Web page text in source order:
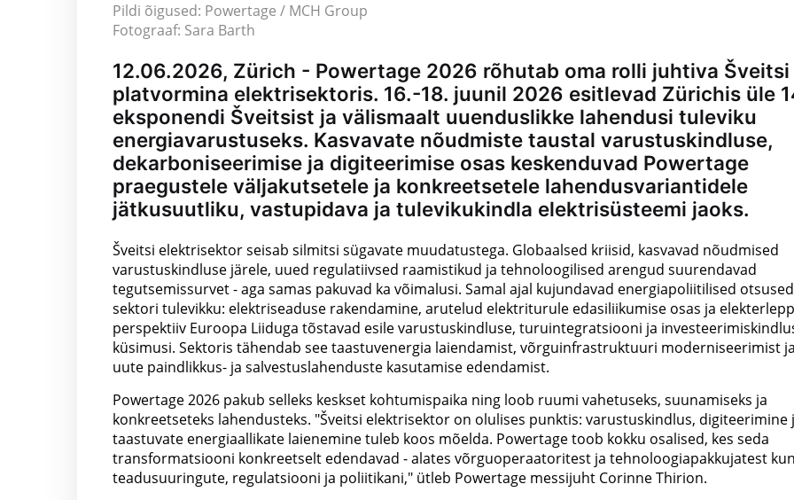
Pildi õigused: Powertage / MCH Group
Fotograaf: Sara Barth
12.06.2026, Zürich - Powertage 2026 rõhutab oma rolli juhtiva Šveitsi
platvormina elektrisektoris. 16.-18. juunil 2026 esitlevad Zürichis üle
eksponendi Šveitsist ja välismaalt uuenduslikke lahendusi tuleviku
energiavarustuseks. Kasvavate nõudmiste taustal varustuskindluse,
dekarboniseerimise ja digiteerimise osas keskenduvad Powertage
praegustele väljakutsetele ja konkreetsetele lahendusvariantidele
jätkusuutliku, vastupidava ja tulevikukindla elektrisüsteemi jaoks.
Šveitsi elektrisektor seisab silmitsi sügavate muudatustega. Globaalsed kriisid, kasvavad nõudmised
varustuskindluse järele, uued regulatiivsed raamistikud ja tehnoloogilised arengud suurendavad
tegutsemissurvet - aga samas pakuvad ka võimalusi. Samal ajal kujundavad energiapoliitilised otsused
sektori tulevikku: elektriseaduse rakendamine, arutelud elektriturule edasiliikumise osas ja
perspektiiv Euroopa Liiduga tõstavad esile varustuskindluse, turuintegratsiooni ja
küsimusi. Sektoris tähendab see taastuvenergia laiendamist, võrguinfrastruktuuri moderniseerimist
uute paindlikkus- ja salvestuslahenduste kasutamise edendamist.
Powertage 2026 pakub selleks keskset kohtumispaika ning loob ruumi vahetuseks, suunamiseks ja
konkreetseteks lahendusteks. "Šveitsi elektrisektor on olulises punktis: varustuskindlus, digiteerimine
taastuvate energiaallikate laienemine tuleb koos mõelda. Powertage toob kokku osalised, kes seda
transformatsiooni konkreetselt edendavad - alates võrguoperaatoritest ja tehnoloogiapakkujatest
teadusuuringute, regulatsiooni ja poliitikani," ütleb Powertage messijuht Corinne Thirion.